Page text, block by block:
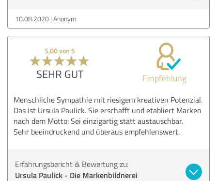
10.08.2020 Anonym
5,00 von 5
SEHR GUT Empfehlung
Menschliche Sympathie mit riesigem kreativen Potenzial.
Das ist Ursula Paulick. Sie erschafft und etabliert Marken
nach dem Motto: Sei einzigartig statt austauschbar.
Sehr beeindruckend und überaus empfehlenswert.
Erfahrungsbericht & Bewertung zu:
Ursula Paulick - Die Markenbildnerei